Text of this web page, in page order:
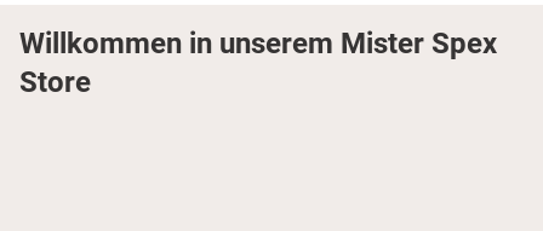
Willkommen in unserem Mister Spex
Store